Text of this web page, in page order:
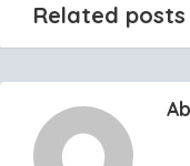
Related posts